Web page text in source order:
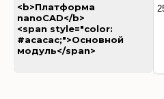
<b>Платформа
nanoCAD</b>
<span style="color:
#acacac;">Основной
модуль</span>